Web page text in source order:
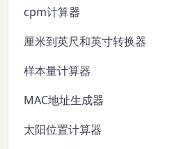
cpm计算器
厘米到英尺和英寸转换器
样本量计算器
MAC地址生成器
太阳位置计算器